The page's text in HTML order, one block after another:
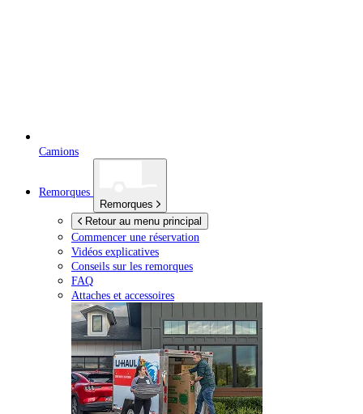
Camions
Remorques
Remorques
Retour au menu principal
Commencer une réservation
Vidéos explicatives
Conseils sur les remorques
FAQ
Attaches et accessoires